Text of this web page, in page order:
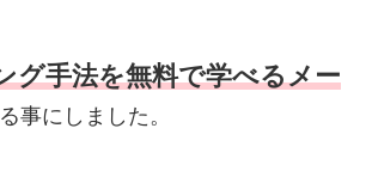
グ手法を無料で学べるメー
事にしました。